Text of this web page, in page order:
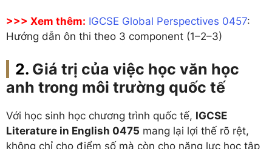
>>> Xem thêm: IGCSE Global Perspectives 0457:
Hướng dẫn ôn thi theo 3 component (1–2–3)
Giá trị của việc học văn học
anh trong môi trường quốc tế
Với học sinh học chương trình quốc tế, IGCSE
Literature in English 0475 mang lại lợi thế rõ rệt,
không chỉ cho điểm số mà còn cho năng lực học tập